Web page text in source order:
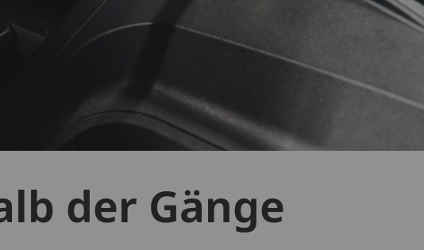
der Gänge